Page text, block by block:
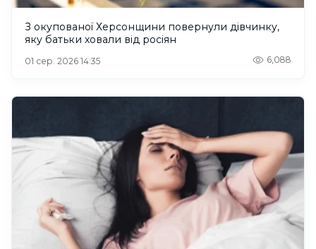
З окупованої Херсонщини повернули дівчинку,
яку батьки ховали від росіян
01 сер. 2026 14:35 6,088